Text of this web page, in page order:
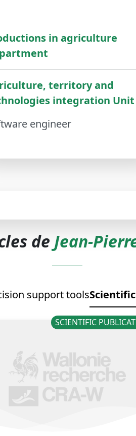
in agriculture
territory and
integration Unit
engineer
de Jean-
support tools
SCIENTIFIC